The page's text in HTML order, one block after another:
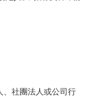
、社團法人或公司行